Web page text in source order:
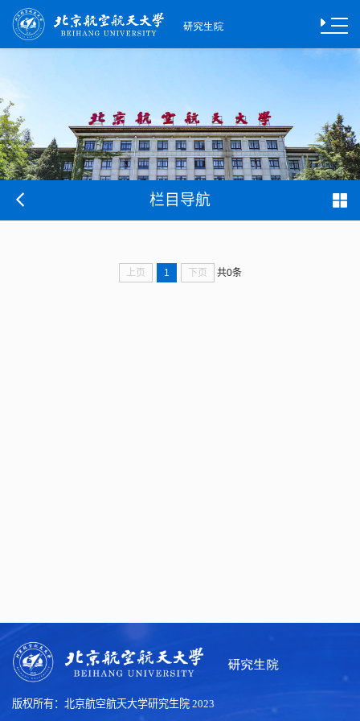
栏目导航
上页 1 下页 共0条
版权所有：北京航空航天大学研究生院 2023